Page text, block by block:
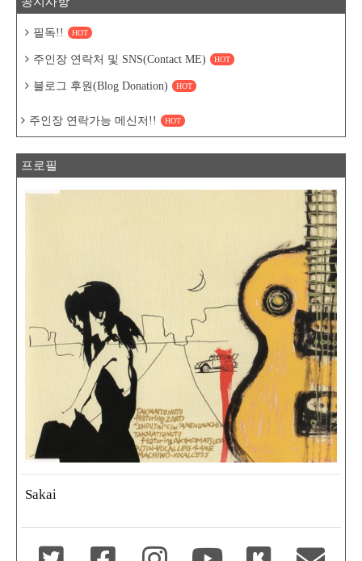
필독!! HOT
주인장 연락처 및 SNS(Contact ME) HOT
블로그 후원(Blog Donation) HOT
주인장 연락가능 메신저!! HOT
프로필
Sakai